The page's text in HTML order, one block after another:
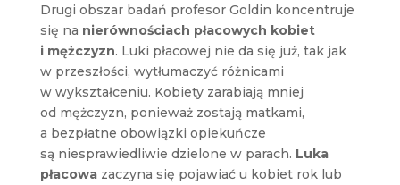
Drugi obszar badań profesor Goldin koncentruje
się na nierównościach płacowych kobiet
i mężczyzn. Luki płacowej nie da się już, tak jak
w przeszłości, wytłumaczyć różnicami
w wykształceniu. Kobiety zarabiają mniej
od mężczyzn, ponieważ zostają matkami,
a bezpłatne obowiązki opiekuńcze
są niesprawiedliwie dzielone w parach. Luka
płacowazaczyna się pojawiać u kobiet rok lub